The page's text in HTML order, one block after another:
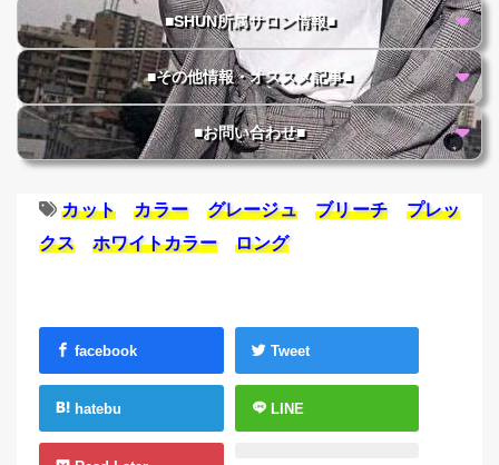
■SHUN所属サロン情報■
■その他情報・オススメ記事■
■お問い合わせ■
カット カラー グレージュ ブリーチ
プレッ
クス
ホワイトカラー ロング
facebook Tweet
hatebu LINE